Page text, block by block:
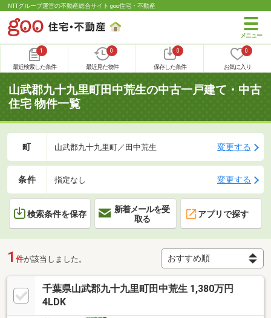
NTTグループ運営の不動産総合サイト goo住宅・不動産
1
最近検索した条件
0
最近見た物件
0
保存した条件
0
お気に入り
山武郡九十九里町田中荒生の中古一戸建て・中古
住宅 物件一覧
町 山武郡九十九里町／田中荒生 変更する
条件 指定なし 変更する
検索条件を保存
新着メールを受
取る
アプリで探す
1 件が該当しました。
千葉県山武郡九十九里町田中荒生 1,380万円
4LDK